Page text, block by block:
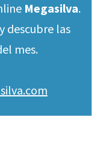
Megasilva.
descubre las
mes.